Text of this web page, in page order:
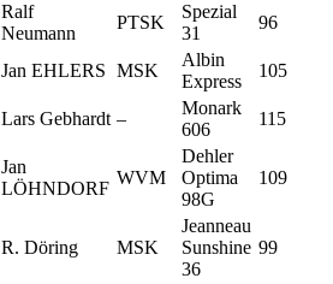
Ralf
Neumann
PTSK
Spezial
31
96
Jan EHLERS MSK
Albin
Express
105
Lars Gebhardt –
Monark
606
115
Jan
LÖHNDORF
WVM
Dehler
Optima
98G
109
R. Döring MSK
Jeanneau
Sunshine
36
99